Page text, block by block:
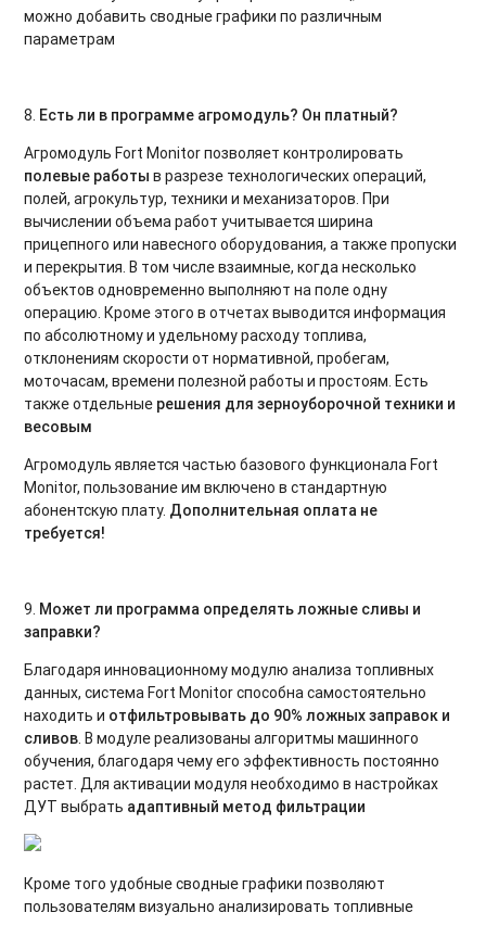
можно добавить сводные графики по различным
параметрам
8. Есть ли в программе агромодуль? Он платный?
Агромодуль Fort Monitor позволяет контролировать
полевые работы в разрезе технологических операций,
полей, агрокультур, техники и механизаторов. При
вычислении объема работ учитывается ширина
прицепного или навесного оборудования, а также пропуски
и перекрытия. В том числе взаимные, когда несколько
объектов одновременно выполняют на поле одну
операцию. Кроме этого в отчетах выводится информация
по абсолютному и удельному расходу топлива,
отклонениям скорости от нормативной, пробегам,
моточасам, времени полезной работы и простоям. Есть
также отдельные решения для зерноуборочной техники и
весовым
Агромодуль является частью базового функционала Fort
Monitor, пользование им включено в стандартную
абонентскую плату. Дополнительная оплата не
требуется!
9. Может ли программа определять ложные сливы и
заправки?
Благодаря инновационному модулю анализа топливных
данных, система Fort Monitor способна самостоятельно
находить и отфильтровывать до 90% ложных заправок и
сливов. В модуле реализованы алгоритмы машинного
обучения, благодаря чему его эффективность постоянно
растет. Для активации модуля необходимо в настройках
ДУТ выбрать адаптивный метод фильтрации
Кроме того удобные сводные графики позволяют
пользователям визуально анализировать топливные